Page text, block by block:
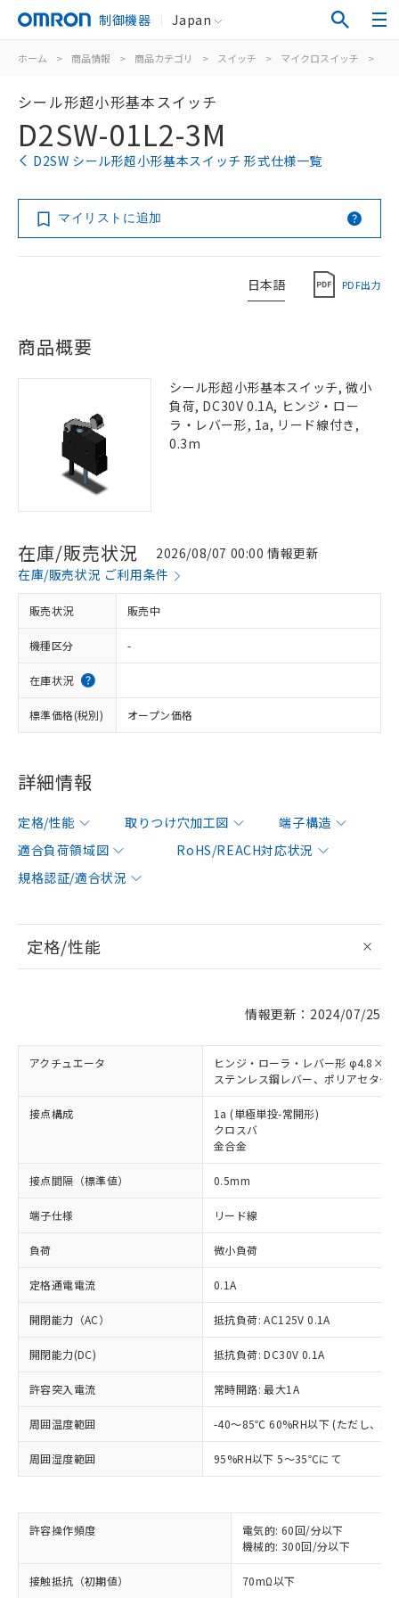
制御機器 Japan
ホーム > 商品情報 > 商品カテゴリ > スイッチ > マイクロスイッチ >
シール形超小形基本スイッチ
D2SW-01L2-3M
D2SW シール形超小形基本スイッチ 形式仕様一覧
マイリストに追加
日本語 PDF出力
商品概要
シール形超小形基本スイッチ, 微小
負荷, DC30V 0.1A, ヒンジ・ロー
ラ・レバー形, 1a, リード線付き,
0.3m
在庫/販売状況
2026/08/07 00:00 情報更新
在庫/販売状況 ご利用条件
販売状況 販売中
機種区分 -
在庫状況
標準価格(税別) オープン価格
詳細情報
定格/性能 取りつけ穴加工図
端子構造
適合負荷領域図
RoHS/REACH対応状況
規格認証/適合状況
定格/性能
情報更新：2024/07/25
アクチュエータ
ヒンジ・ローラ・レバー形
ステンレス鋼レバー、ポリアセター
接点構成
1a (単極単投-常開形)
クロスバ
金合金
接点間隔（標準値） 0.5mm
端子仕様 リード線
負荷 微小負荷
定格通電電流 0.1A
開閉能力（AC） 抵抗負荷: AC125V 0.1A
開閉能力(DC) 抵抗負荷: DC30V 0.1A
許容突入電流 常時開路: 最大1A
周囲温度範囲 -40～85℃ 60%RH以下 (ただし、氷
周囲湿度範囲 95%RH以下 5～35℃にて
許容操作頻度
電気的: 60回/分以下
機械的: 300回/分以下
接触抵抗（初期値） 70mΩ以下
※1 対応状況
対応済み：EU RoHS指令（10物質）の
非含有に対応した製品が提供可能な商品で
す。